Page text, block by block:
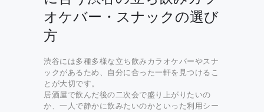
オケバー・スナックの選び
方
渋谷には多種多様な立ち飲みカラオケバーやスナ
ックがあるため、自分に合った一軒を見つけるこ
とが大切です。
居酒屋で飲んだ後の二次会で盛り上がりたいの
か、一人で静かに飲みたいのかといった利用シー